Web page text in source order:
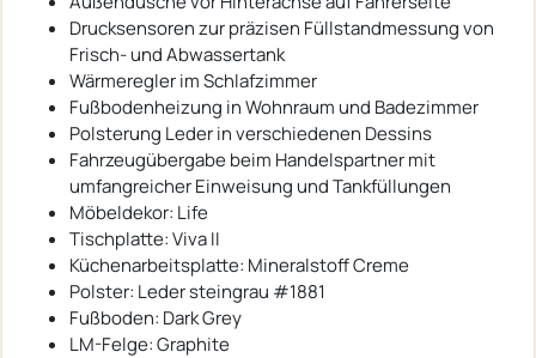
Drucksensoren zur präzisen Füllstandmessung von
Frisch- und Abwassertank
Wärmeregler im Schlafzimmer
Fußbodenheizung in Wohnraum und Badezimmer
Polsterung Leder in verschiedenen Dessins
Fahrzeugübergabe beim Handelspartner mit
umfangreicher Einweisung und Tankfüllungen
Möbeldekor: Life
Tischplatte: Viva II
Küchenarbeitsplatte: Mineralstoff Creme
Polster: Leder steingrau #1881
Fußboden: Dark Grey
LM-Felge: Graphite